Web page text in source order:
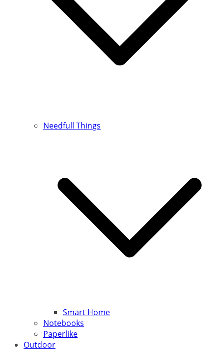
Needfull Things
Smart Home
Notebooks
Paperlike
Outdoor